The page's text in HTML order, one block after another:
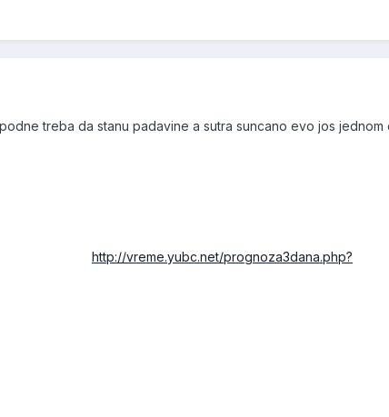
treba da stanu padavine a sutra suncano evo jos jednom
http://vreme.yubc.net/prognoza3dana.php?